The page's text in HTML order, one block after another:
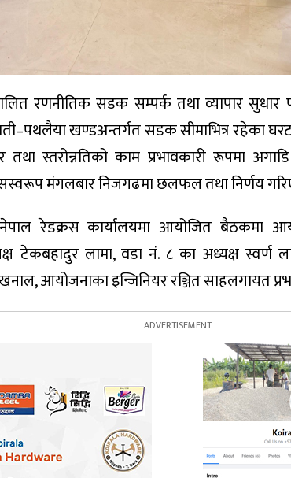
रणनीतिक सडक सम्पर्क तथा व्यापार
खण्डअन्तर्गत सडक सीमाभित्र रहेका
स्तरोन्नतिको काम प्रभावकारी रूपमा
मंगलबार निजगढमा छलफल तथा निर्णय
रेडक्रस कार्यालयमा आयोजित बैठकमा
टेकबहादुर लामा, वडा नं. ८ का अध्यक्ष स्वर्ण
आयोजनाका इन्जिनियर रञ्जित साहलगायत